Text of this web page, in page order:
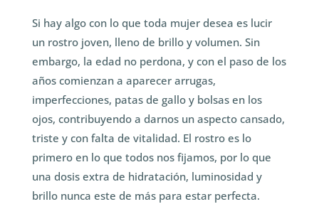
Si hay algo con lo que toda mujer desea es lucir
un rostro joven, lleno de brillo y volumen. Sin
embargo, la edad no perdona, y con el paso de los
años comienzan a aparecer arrugas,
imperfecciones, patas de gallo y bolsas en los
ojos, contribuyendo a darnos un aspecto cansado,
triste y con falta de vitalidad. El rostro es lo
primero en lo que todos nos fijamos, por lo que
una dosis extra de hidratación, luminosidad y
brillo nunca este de más para estar perfecta.